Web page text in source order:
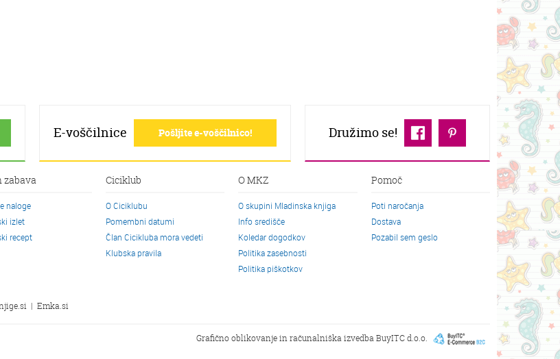
E-voščilnice Pošljite e-voščilnico! Družimo se!
zabava
naloge
izlet
recept
Ciciklub
O Ciciklubu
Pomembni datumi
Član Cicikluba mora vedeti
Klubska pravila
O MKZ
O skupini Mladinska knjiga
Info središče
Koledar dogodkov
Politika zasebnosti
Politika piškotkov
Pomoč
Poti naročanja
Dostava
Pozabil sem geslo
| Emka.si
Grafično oblikovanje in računalniška izvedbaBuyITC d.o.o.